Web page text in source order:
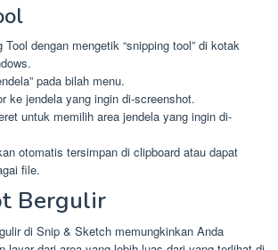
Tool dengan mengetik “snipping tool” di kotak
pada bilah menu.
ke jendela yang ingin di-screenshot.
untuk memilih area jendela yang ingin di-
otomatis tersimpan di clipboard atau dapat
file.
Bergulir
di Snip & Sketch memungkinkan Anda